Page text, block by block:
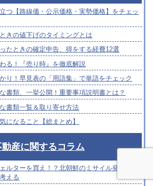
つ【路線価・公示価格・実勢価格】をチェッ
きの値下げのタイミングとは
たときの確定申告、得をする経費12選
る！『売り時』を徹底解説
り！早見表の「用語集」で単語をチェック
書類、一挙公開！重要事項説明書とは？
書類一覧＆取り寄せ方法
になること【総まとめ】
動産に関するコラム
ルターを買え！？北朝鮮のミサイル発射失敗
える